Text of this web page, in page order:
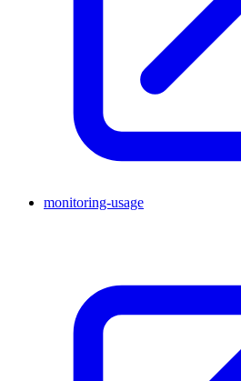
monitoring-usage